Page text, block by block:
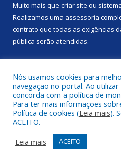
Muito mais que criar site ou
Realizamos uma assessoria
contrato que todas as exigências
pública serão atendidas.
Todos os direitos reservados a
Mapa do Site
Acessar Área
Nós usamos cookies para
navegação no portal. Ao
concorda com a política de
Para ter mais informações
Política de cookies (Leia mais).
ACEITO.
Leia mais
ACEITO